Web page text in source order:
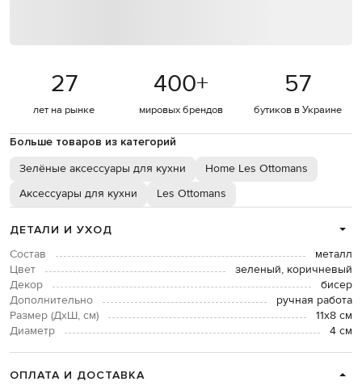
27
лет на рынке
400+
мировых брендов
57
бутиков в Украине
Больше товаров из категорий
Зелёные аксессуары для кухни
Home Les Ottomans
Аксессуары для кухни
Les Ottomans
ДЕТАЛИ И УХОД
Состав
металл
Цвет
зеленый, коричневый
Декор
бисер
Дополнительно
ручная работа
Размер (ДхШ, см)
11х8 см
Диаметр
4 см
ОПЛАТА И ДОСТАВКА